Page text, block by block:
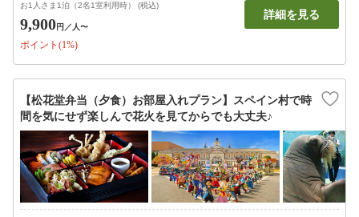
お1人さま1泊（2名1室利用時） (税込)
9,900円 ／人〜
ポイント(1%)
詳細を見る
【松花堂弁当（夕食）お部屋入れプラン】スペイン村で時
間を気にせず楽しんで花火を見てからでも大丈夫♪